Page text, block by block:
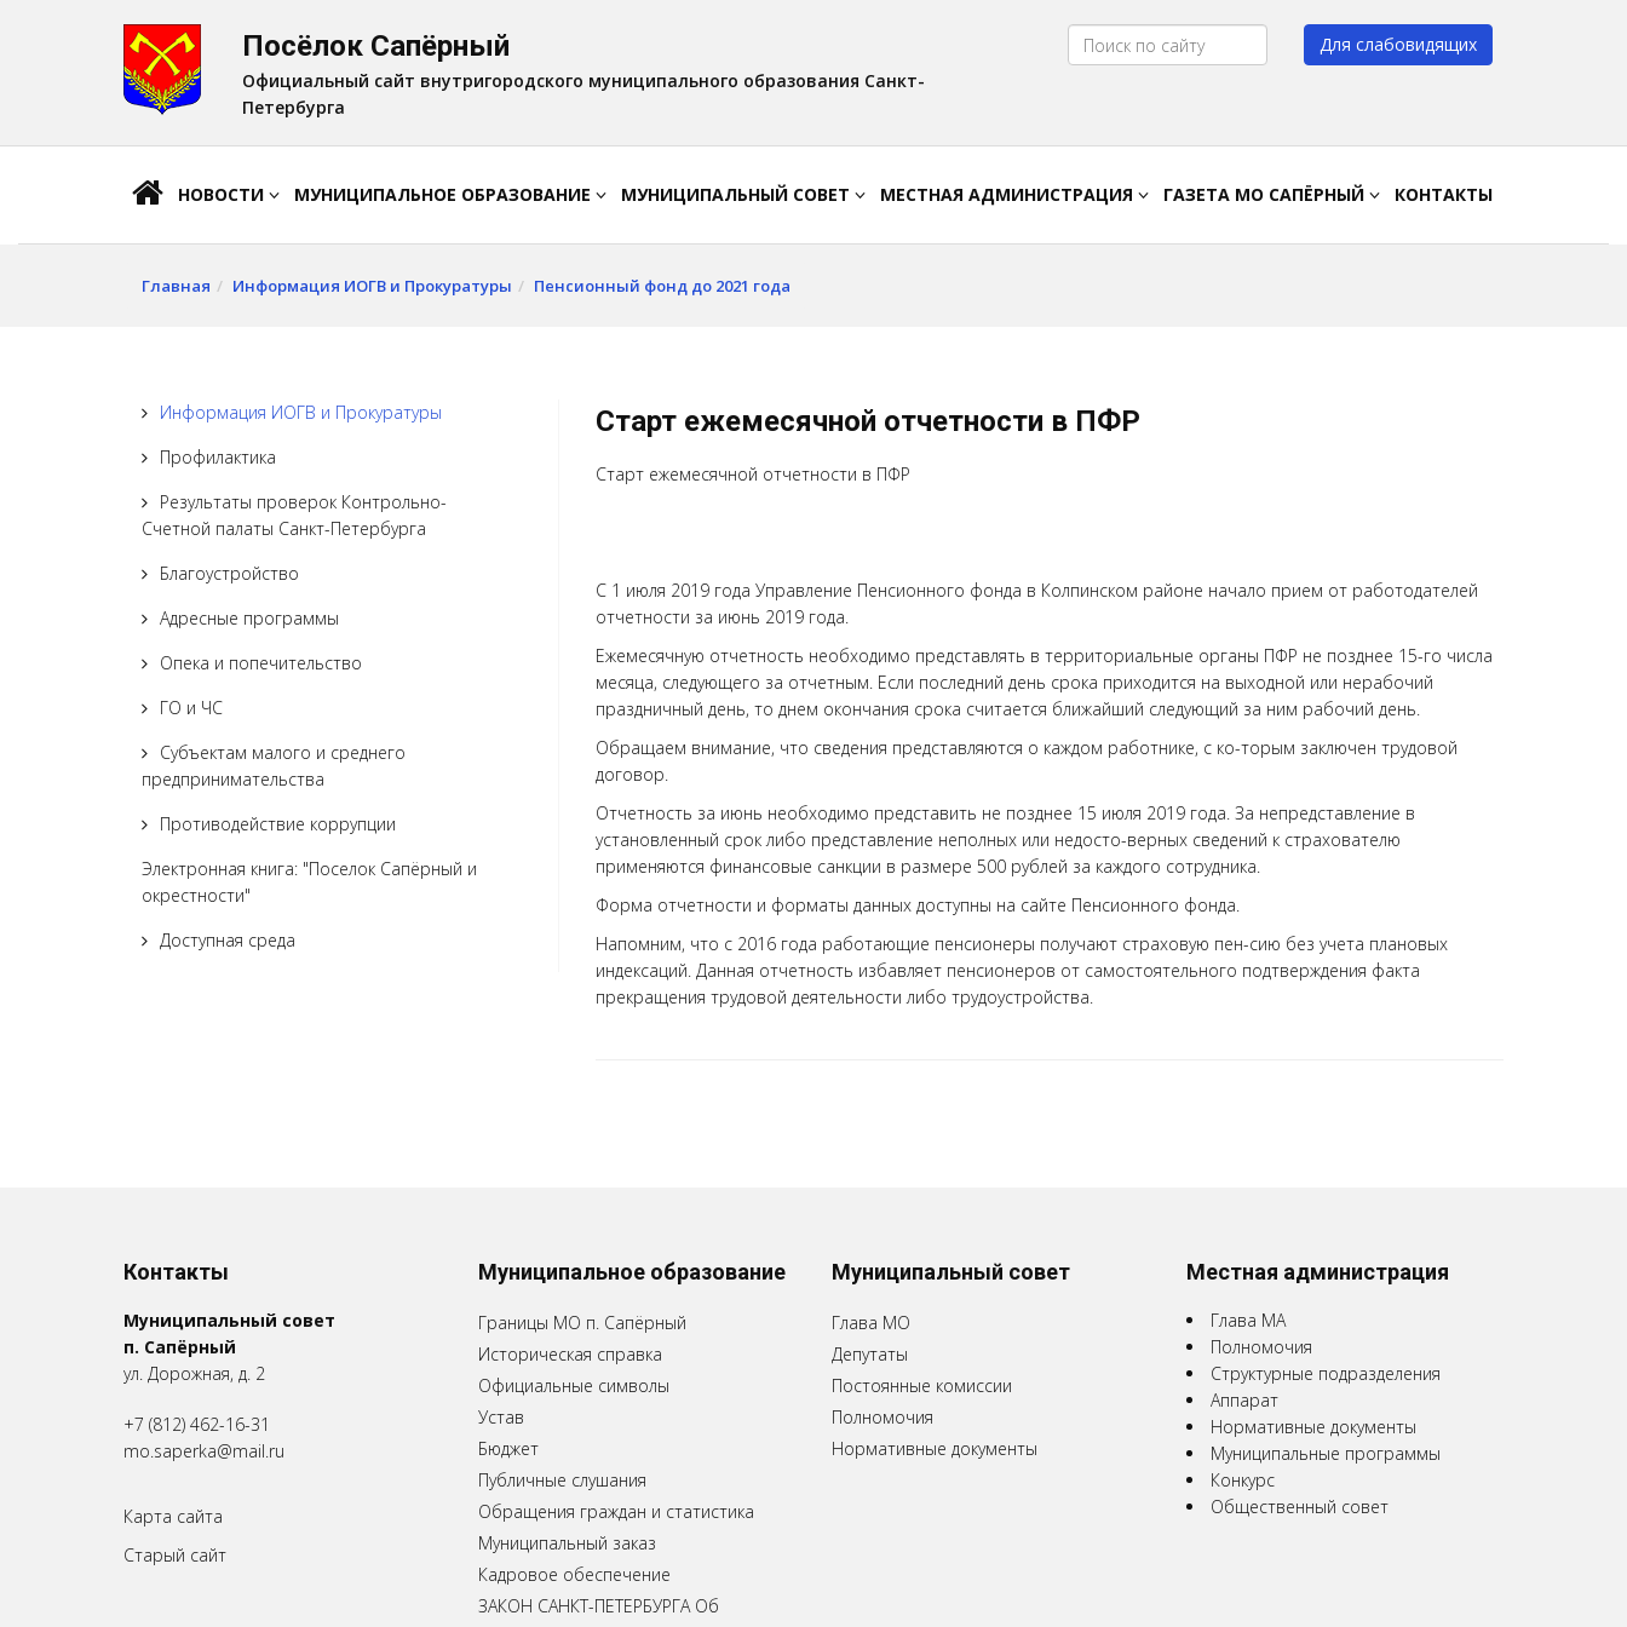
Шрифт:
A A Цвет:A A A A
Посёлок Сапёрный
Официальный сайт внутригородского муниципального образования Санкт-
Петербурга
Для слабовидящих
НОВОСТИ МУНИЦИПАЛЬНОЕ ОБРАЗОВАНИЕ МУНИЦИПАЛЬНЫЙ СОВЕТ МЕСТНАЯ АДМИНИСТРАЦИЯ ГАЗЕТА МО САПЁРНЫЙ КОНТАКТЫ
Главная Информация ИОГВ и Прокуратуры Пенсионный фонд до 2021 года
Информация ИОГВ и Прокуратуры
Профилактика
Результаты проверок Контрольно-
Счетной палаты Санкт-Петербурга
Благоустройство
Адресные программы
Опека и попечительство
ГО и ЧС
Субъектам малого и среднего
предпринимательства
Противодействие коррупции
Электронная книга: "Поселок Сапёрный и
окрестности"
Доступная среда
Старт ежемесячной отчетности в ПФР
Старт ежемесячной отчетности в ПФР
С 1 июля 2019 года Управление Пенсионного фонда в Колпинском районе начало прием от работодателей
отчетности за июнь 2019 года.
Ежемесячную отчетность необходимо представлять в территориальные органы ПФР не позднее 15-го числа
месяца, следующего за отчетным. Если последний день срока приходится на выходной или нерабочий
праздничный день, то днем окончания срока считается ближайший следующий за ним рабочий день.
Обращаем внимание, что сведения представляются о каждом работнике, с ко-торым заключен трудовой
договор.
Отчетность за июнь необходимо представить не позднее 15 июля 2019 года. За непредставление в
установленный срок либо представление неполных или недосто-верных сведений к страхователю
применяются финансовые санкции в размере 500 рублей за каждого сотрудника.
Форма отчетности и форматы данных доступны на сайте Пенсионного фонда.
Напомним, что с 2016 года работающие пенсионеры получают страховую пен-сию без учета плановых
индексаций. Данная отчетность избавляет пенсионеров от самостоятельного подтверждения факта
прекращения трудовой деятельности либо трудоустройства.
Контакты
Муниципальный совет
п. Сапёрный
ул. Дорожная, д. 2
+7 (812) 462-16-31
mo.saperka@mail.ru
Карта сайта
Старый сайт
Муниципальное образование
Границы МО п. Сапёрный
Историческая справка
Официальные символы
Устав
Бюджет
Публичные слушания
Обращения граждан и статистика
Муниципальный заказ
Кадровое обеспечение
ЗАКОН САНКТ-ПЕТЕРБУРГА Об
Муниципальный совет
Глава МО
Депутаты
Постоянные комиссии
Полномочия
Нормативные документы
Местная администрация
Глава МА
Полномочия
Структурные подразделения
Аппарат
Нормативные документы
Муниципальные программы
Конкурс
Общественный совет